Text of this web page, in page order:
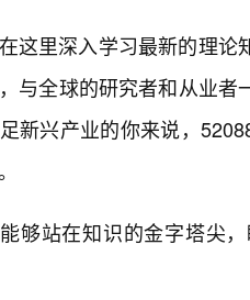
这里深入学习最新的理论
与全球的研究者和从业
新兴产业的你来说，
够站在知识的金字塔尖